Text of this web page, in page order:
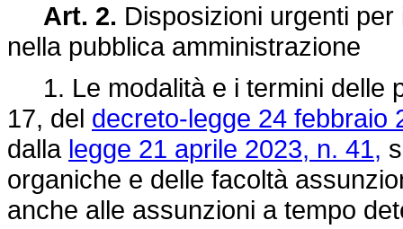
Art. 2. Disposizioni urgenti
nella pubblica amministrazione
1. Le modalità e i termini delle
17, del decreto-legge 24 febbraio
dalla legge 21 aprile 2023, n. 41,
organiche e delle facoltà
anche alle assunzioni a tempo